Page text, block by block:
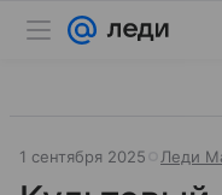
1 сентября 2025 Леди